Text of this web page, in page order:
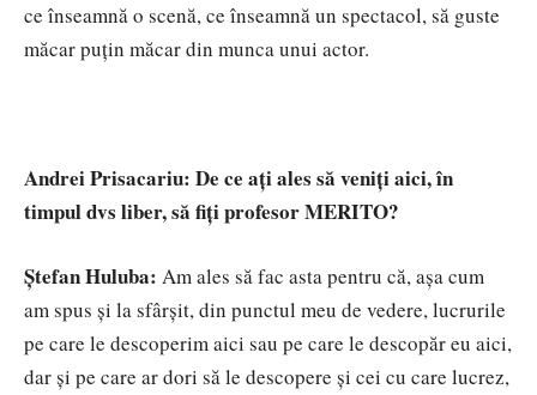
ce înseamnă o scenă, ce înseamnă un spectacol, să guste
măcar puțin măcar din munca unui actor.
Andrei Prisacariu: De ce ați ales să veniți aici, în
timpul dvs liber, să fiți profesor MERITO?
Ștefan Huluba: Am ales să fac asta pentru că, așa cum
am spus și la sfârșit, din punctul meu de vedere, lucrurile
pe care le descoperim aici sau pe care le descopăr eu aici,
dar și pe care ar dori să le descopere și cei cu care lucrez,